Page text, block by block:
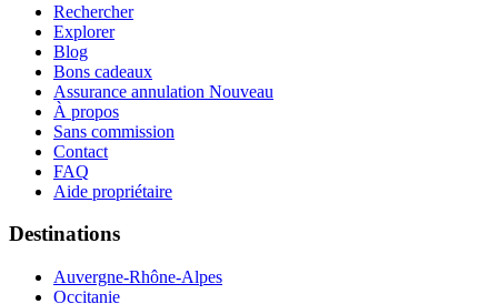
Rechercher
Explorer
Blog
Bons cadeaux
Assurance annulation Nouveau
À propos
Sans commission
Contact
FAQ
Aide propriétaire
Destinations
Auvergne-Rhône-Alpes
Occitanie